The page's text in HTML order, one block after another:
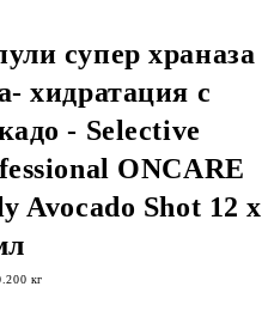
супер храназа
хидратация с
- Selective
ONCARE
Avocado Shot 12 x
кг